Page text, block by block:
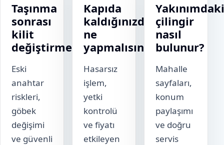
Taşınma
sonrası
kilit
değiştirme
Eski
anahtar
riskleri,
göbek
değişimi
ve güvenli
Kapıda
kaldığınızda
ne
yapmalısınız?
Hasarsız
işlem,
yetki
kontrolü
ve fiyatı
etkileyen
Yakınımdaki
çilingir
nasıl
bulunur?
Mahalle
sayfaları,
konum
paylaşımı
ve doğru
servis